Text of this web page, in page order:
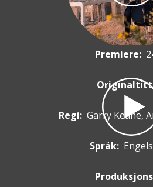
Premiere:
Regi: Garry Keane,
Språk: